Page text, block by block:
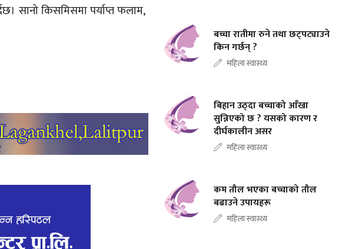
सानो किसमिसमा पर्याप्त फलाम,
बच्चा रातीमा रुने तथा छट्पट्याउने
किन गर्छन् ?
महिला स्वास्थ्य
बिहान उठ्दा बच्चाको आँखा
सुन्निएको छ ? यसको कारण र
दीर्घकालीन असर
महिला स्वास्थ्य
कम तौल भएका बच्चाको तौल
बढाउने उपायहरू
महिला स्वास्थ्य